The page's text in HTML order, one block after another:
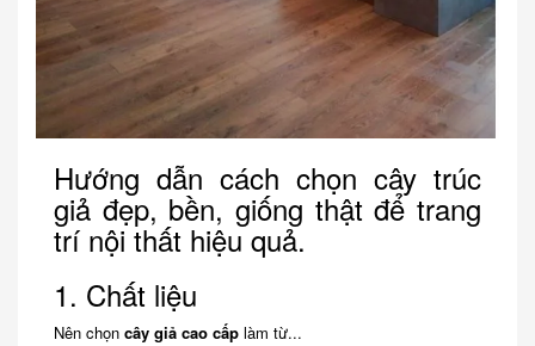
Hướng dẫn cách chọn cây trúc
giả đẹp, bền, giống thật để trang
trí nội thất hiệu quả.
1. Chất liệu
Nên chọn cây giả cao cấp làm từ...